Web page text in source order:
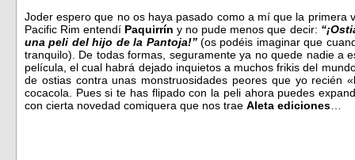
Joder espero que no os haya pasado como a mí que la primera
Pacific Rim entendí Paquirrín y no pude menos que decir:
una peli del hijo de la Pantoja!” (os podéis imaginar que
tranquilo). De todas formas, seguramente ya no quede nadie a
película, el cual habrá dejado inquietos a muchos frikis del
de ostias contra unas monstruosidades peores que yo recién
cocacola. Pues si te has flipado con la peli ahora puedes
con cierta novedad comiquera que nos trae Aleta ediciones…